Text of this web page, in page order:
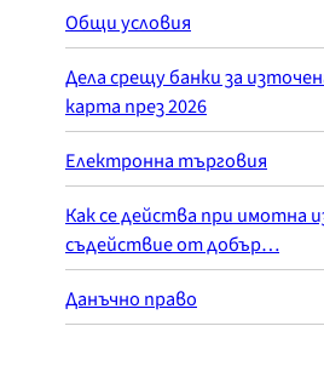
Общи условия
Дела срещу банки за
карта през 2026
Електронна търговия
Как се действа при имотна
съдействие от добър…
Данъчно право